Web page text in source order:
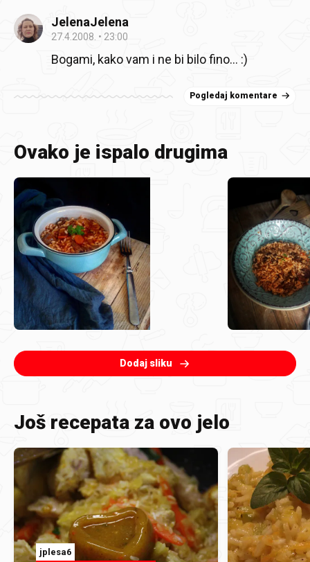
JelenaJelena
27.4.2008. 23:00
Bogami, kako vam i ne bi bilo fino… :)
Pogledaj komentare
Ovako je ispalo drugima
Dodaj sliku
Još recepata za ovo jelo
jplesa6